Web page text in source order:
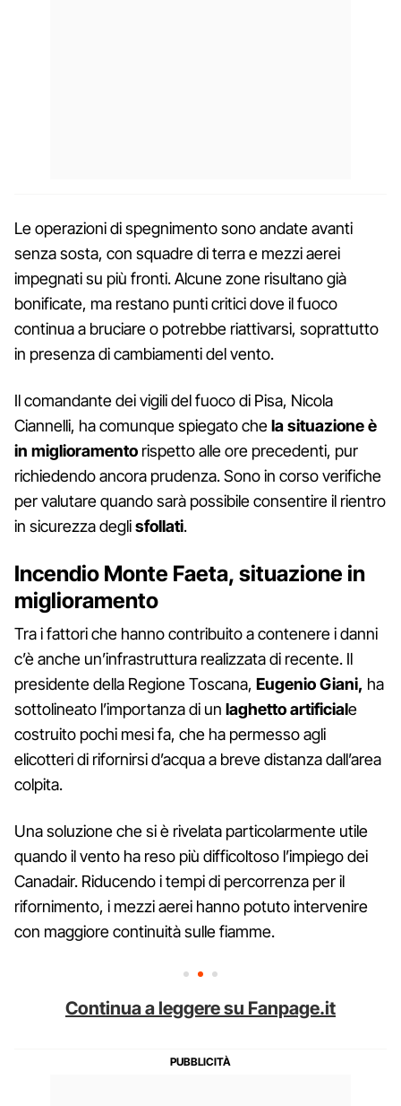
Le operazioni di spegnimento sono andate avanti
senza sosta, con squadre di terra e mezzi aerei
impegnati su più fronti. Alcune zone risultano già
bonificate, ma restano punti critici dove il fuoco
continua a bruciare o potrebbe riattivarsi, soprattutto
in presenza di cambiamenti del vento.
Il comandante dei vigili del fuoco di Pisa, Nicola
Ciannelli, ha comunque spiegato chela situazione è
in miglioramento rispetto alle ore precedenti, pur
richiedendo ancora prudenza. Sono in corso verifiche
per valutare quando sarà possibile consentire il rientro
in sicurezza deglisfollati.
Incendio Monte Faeta, situazione in
miglioramento
Tra i fattori che hanno contribuito a contenere i danni
c’è anche un’infrastruttura realizzata di recente. Il
presidente della Regione Toscana, Eugenio Giani, ha
sottolineato l’importanza di un laghetto artificiale
costruito pochi mesi fa, che ha permesso agli
elicotteri di rifornirsi d’acqua a breve distanza dall’area
colpita.
Una soluzione che si è rivelata particolarmente utile
quando il vento ha reso più difficoltoso l’impiego dei
Canadair. Riducendo i tempi di percorrenza per il
rifornimento, i mezzi aerei hanno potuto intervenire
con maggiore continuità sulle fiamme.
Continua a leggere su Fanpage.it